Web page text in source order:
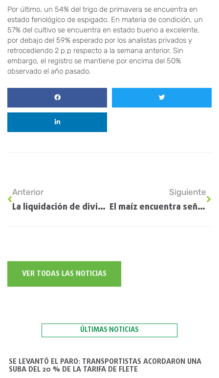
Por último, un 54% del trigo de primavera se encuentra en
estado fenológico de espigado. En materia de condición, un
57% del cultivo se encuentra en estado bueno a excelente,
por debajo del 59% esperado por los analistas privados y
retrocediendo 2 p.p respecto a la semana anterior. Sin
embargo, el registro se mantiene por encima del 50%
observado el año pasado.
Anterior
La liquidación de divisas del agro en 2026 se recorta a US$ 34.900 millones
Siguiente
El maíz encuentra señales alcistas y el clima vuelve a dominar el mercado global de granos
VER TODAS LAS NOTICIAS
ÚLTIMAS NOTICIAS
SE LEVANTÓ EL PARO: TRANSPORTISTAS ACORDARON UNA
SUBA DEL 20 % DE LA TARIFA DE FLETE